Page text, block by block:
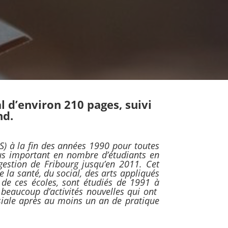
210 pages, suivi
à la fin des années 1990 pour toutes
important en nombre d’étudiants en
de Fribourg jusqu’en 2011. Cet
la santé, du social, des arts appliqués
ces écoles, sont étudiés de 1991 à
d’activités nouvelles qui ont
après au moins un an de pratique